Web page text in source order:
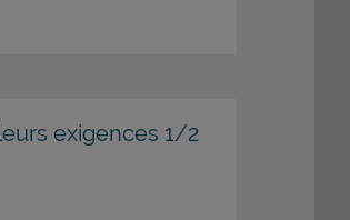
exigences 1/2